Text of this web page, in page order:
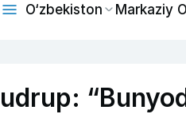
O‘zbekiston Markaziy